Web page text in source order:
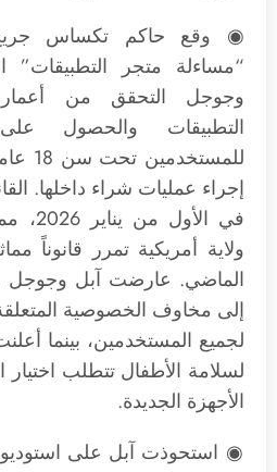
◉ وقع حاكم تكساس
“مساءلة متجر
وجوجل التحقق من
التطبيقات والحصول
إجراء عمليات شراء داخلها.
في
ولاية أمريكية تمرر قانوناً
الماضي. عارضت آبل وجوجل
إلى مخاوف الخصوصية
لجميع المستخدمين، بينما
لسلامة الأطفال تتطلب اختيار
الأجهزة الجديدة.